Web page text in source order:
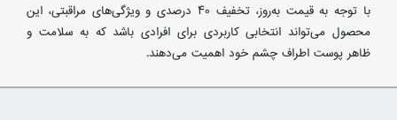
با توجه به قیمت به‌روز، تخفیف 40 درصدی و ویژگی‌های مراقبتی، این
محصول می‌تواند انتخابی کاربردی برای افرادی باشد که به سلامت و
ظاهر پوست اطراف چشم خود اهمیت می‌دهند.